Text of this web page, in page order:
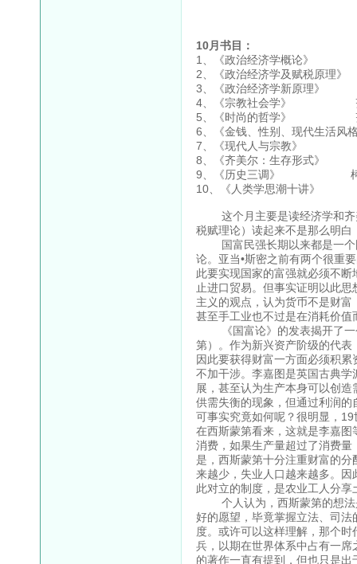
10月书目：
1、《政治经济学概论》
2、《政治经济学及赋税原
3、《政治经济学新原理
4、《宗教社会学》
5、《时尚的哲学》
6、《金钱、性别、现代生活
7、《现代人与宗教》
8、《齐美尔：生存形式
9、《历史三调》
10、《人类学思潮十讲》
这个月主要是读经济学和齐
税赋理论）读起来不是那么明
国富民强长期以来都是一个
论。亚当•斯密之前有两个很重
此要实现国家的富强就必须不
止进口贸易。但事实证明以此
主义的观点，认为货币不是财
甚至手工业也不过是在消耗价
《国富论》的发表揭开了一
第）。作为新兴资产阶级的代
因此要获得财富一方面必须积
不加干涉。李嘉图是英国古典
展，甚至认为生产本身可以创
供需失衡的现象，但通过利润
可事实究竟如何呢？很明显，
在西斯蒙第看来，这就是李嘉
消费，如果生产量超过了消费
是，西斯蒙第十分注重财富的
来越少，失业人口越来越多。
此对立的制度，是农业工人分
个人认为，西斯蒙第的想法
好的愿望，毕竟掌握立法、司
度。或许可以这样理解，那个
兵，以期在世界体系中占有一
的著作一直有提到，但也只是